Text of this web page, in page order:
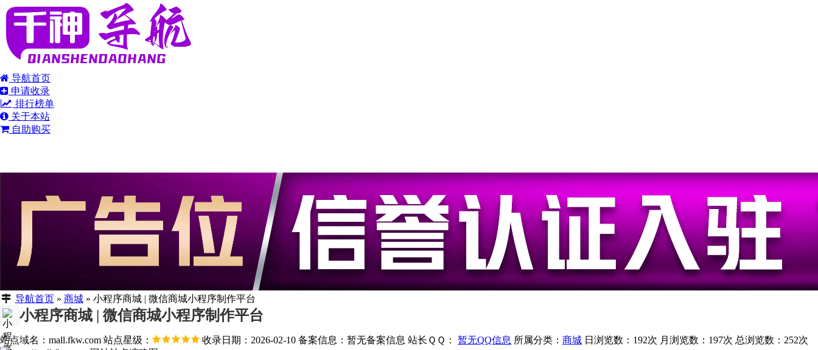
导航首页
申请收录
排行榜单
关于本站
自助购买
导航首页» 商城» 小程序商城 | 微信商城小程序制作平台
小程序商城 | 微信商城小程序制作平台
站点域名：mall.fkw.com 站点星级： 收录日期：2026-02-10 备案信息： 暂无备案信息 站长ＱＱ： 暂无QQ信息 所属分类： 商城 日浏览数：192次 月浏览数：197次 总浏览数：252次